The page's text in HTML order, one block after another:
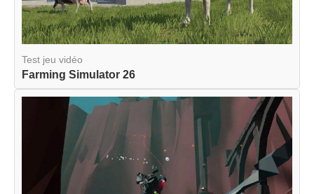
Test jeu vidéo
Farming Simulator 26